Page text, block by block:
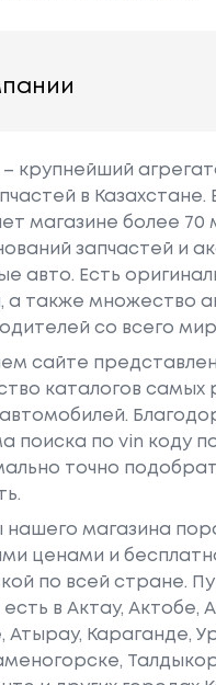
– крупнейший
в
магазине более 70
запчастей и
авто. Есть
а также множество
со всего
сайте
каталогов самых
поиска по vin коду
точно
нашего магазина
ценами и
по всей стране.
есть в Актау, Актобе,
Атырау, Караганде,